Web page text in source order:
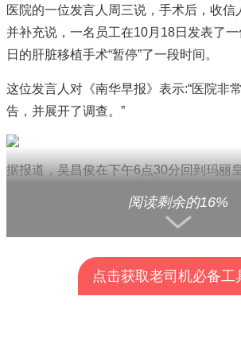
医院的一位发言人周三说，手术后，收信
并补充说，一名员工在10月18日发表了
日的肝脏移植手术“暂停”了一段时间。
这位发言人对《南华早报》表示:“医院非
告，并展开了调查。”
据报道，吴昌俊在下午6点30分回到玛丽
该中心主任、香港大学肝脏移植部主任罗
但在这种情况下，他把发生的事情称为“不
阅读剩余的16%
点击获取老司机必备工